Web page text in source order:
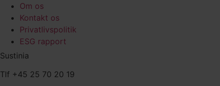
Om os
Kontakt os
Privatlivspolitik
ESG rapport
Sustinia
Tlf +45 25 70 20 19